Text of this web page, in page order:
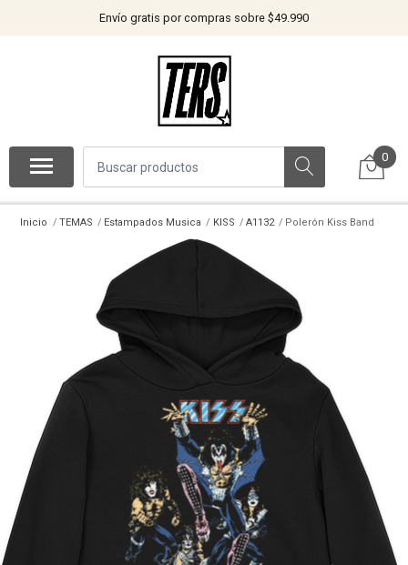
Envío gratis por compras sobre $49.990
0
Inicio TEMAS Estampados Musica KISS A1132 Polerón Kiss Band